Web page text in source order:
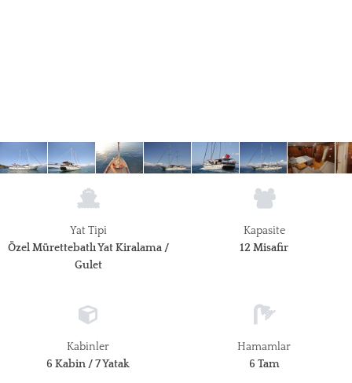
Yat Tipi
Özel Mürettebatlı Yat Kiralama /
Gulet
Kapasite
12 Misafir
Kabinler
6 Kabin / 7 Yatak
Hamamlar
6 Tam